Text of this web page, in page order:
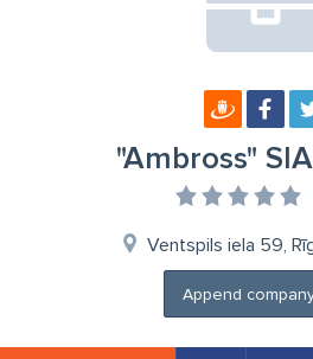
"Ambross"
Ventspils iela 59,
Append